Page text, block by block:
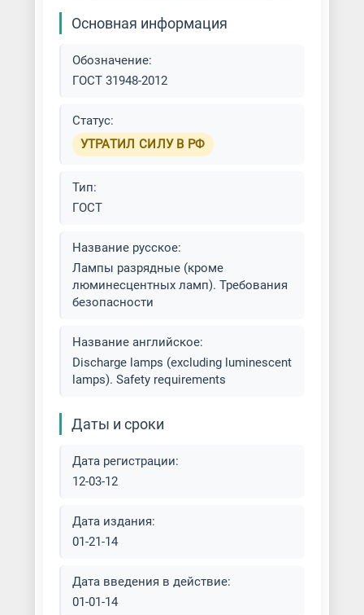
Основная информация
Обозначение:
ГОСТ 31948-2012
Статус:
УТРАТИЛ СИЛУ В РФ
Тип:
ГОСТ
Название русское:
Лампы разрядные (кроме
люминесцентных ламп). Требования
безопасности
Название английское:
Discharge lamps (excluding luminescent
lamps). Safety requirements
Даты и сроки
Дата регистрации:
12-03-12
Дата издания:
01-21-14
Дата введения в действие:
01-01-14